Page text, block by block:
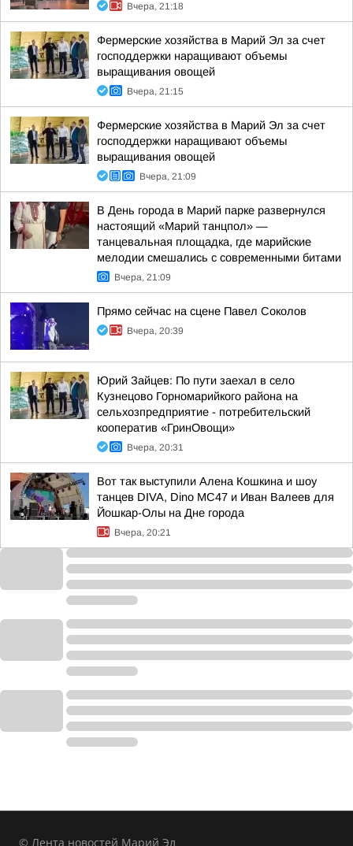
Вчера, 21:18
Фермерские хозяйства в Марий Эл за счет
господдержки наращивают объемы
выращивания овощей
Вчера, 21:15
Фермерские хозяйства в Марий Эл за счет
господдержки наращивают объемы
выращивания овощей
Вчера, 21:09
В День города в Марий парке развернулся
настоящий «Марий танцпол» —
танцевальная площадка, где марийские
мелодии смешались с современными битами
Вчера, 21:09
Прямо сейчас на сцене Павел Соколов
Вчера, 20:39
Юрий Зайцев: По пути заехал в село
Кузнецово Горномарийкого района на
сельхозпредприятие - потребительский
кооператив «ГринОвощи»
Вчера, 20:31
Вот так выступили Алена Кошкина и шоу
танцев DIVA, Dino MC47 и Иван Валеев для
Йошкар-Олы на Дне города
Вчера, 20:21
© Лента новостей Марий Эл